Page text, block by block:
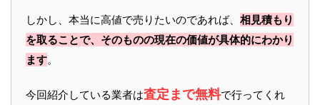
しかし、本当に高値で売りたいのであれば、 相見積もり
を取ることで、そのものの現在の価値が具体的にわかり
ます。
今回紹介している業者は査定まで無料で行ってくれ